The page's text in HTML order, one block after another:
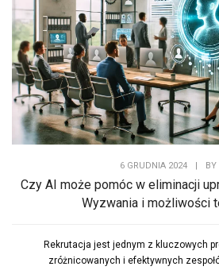
6 GRUDNIA 2024 | BY
Czy AI może pomóc w eliminacji
Wyzwania i możliwości
Rekrutacja jest jednym z kluczowych
zróżnicowanych i efektywnych